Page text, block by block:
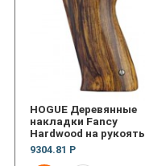
HOGUE Деревянные
накладки Fancy
Hardwood на рукоять
пистолета S&W
5900/1006/4506
9304.81 Р